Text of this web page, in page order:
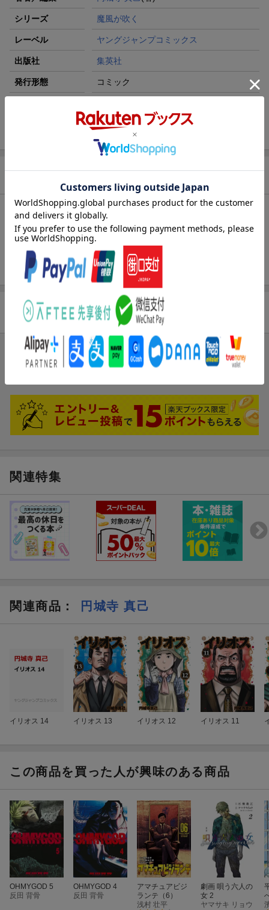
シリーズ 魔風が吹く
レーベル ヤングジャンプコミックス
出版社 集英社
発行形態 コミック
9784088913407
内容紹介（JPROより）
旧友と“番頭"の意外な関係──!?
番頭と敵対勢力の争いに巻き込まれた堺と、番頭を追う上遠野。
旧友・キムタケの妹、そして(元?)彼女の愛梨まで巻き込まれ…
商品レビュー
ブックスのレビュー
関連特集
関連商品 ： 円城寺 真己
イリオス 14 イリオス 13 イリオス 12 イリオス 11
この商品を買った人が興味のある商品
OHMYGOD 5
反田 背骨
OHMYGOD 4
反田 背骨
アマチュアビジ
ランテ（6）
浅村 壮平
劇画 唄う六人の
女 2
ヤマサキ リョウ